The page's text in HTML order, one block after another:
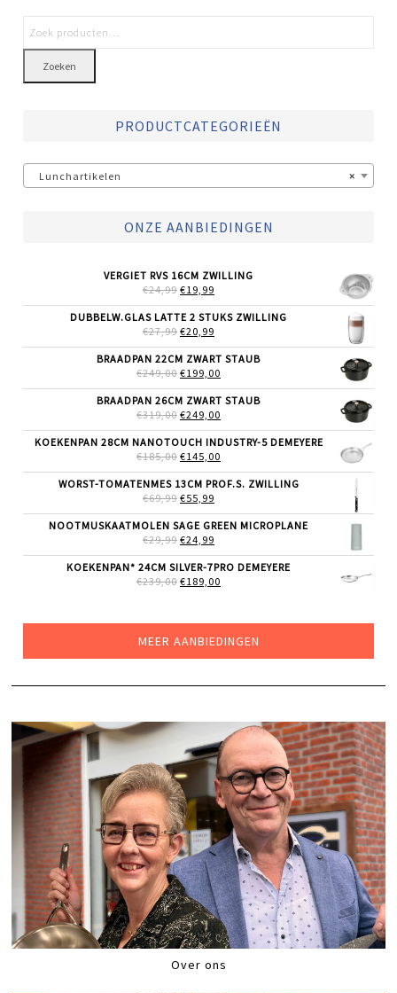
Zoeken
PRODUCTCATEGORIEËN
×
Lunchartikelen
ONZE AANBIEDINGEN
VERGIET RVS 16CM ZWILLING
€24,99 OORSPRONKELIJKE
WAS:
€24,99.
€19,99
IS:
DUBBELW.GLAS LATTE 2 STUKS ZWILLING
€27,99 OORSPRONKELIJKE
WAS:
€27,99.
€20,99
IS:
€20,99.
BRAADPAN 22CM ZWART STAUB
€249,00 OORSPRONKELIJKE
WAS:
€249,00.
€199,00
IS:
BRAADPAN 26CM ZWART STAUB
€319,00 OORSPRONKELIJKE
WAS:
€319,00.
€249,00
IS:
KOEKENPAN 28CM NANOTOUCH INDUSTRY-5 DEMEYERE
€185,00 OORSPRONKELIJKE
WAS:
€185,00.
€145,00
IS:
WORST-TOMATENMES 13CM PROF.S. ZWILLING
€69,99 OORSPRONKELIJKE
WAS:
€69,99.
€55,99
IS:
NOOTMUSKAATMOLEN SAGE GREEN MICROPLANE
€29,99 OORSPRONKELIJKE
WAS:
€29,99.
€24,99
IS:
€24,99.
KOEKENPAN* 24CM SILVER-7PRO DEMEYERE
€239,00 OORSPRONKELIJKE
€189,00
MEER AANBIEDINGEN
Over ons